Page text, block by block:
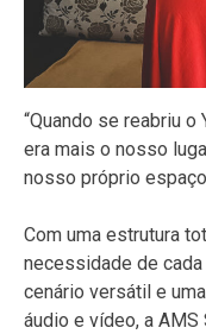
“Quando se reabriu o
era mais o nosso
nosso próprio
Com uma estrutura
necessidade de
cenário versátil e
áudio e vídeo, a